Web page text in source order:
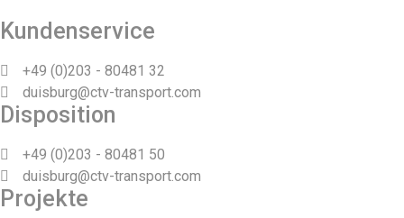
Kundenservice
+49 (0)203 - 80481 32
duisburg@ctv-transport.com
Disposition
+49 (0)203 - 80481 50
duisburg@ctv-transport.com
Projekte